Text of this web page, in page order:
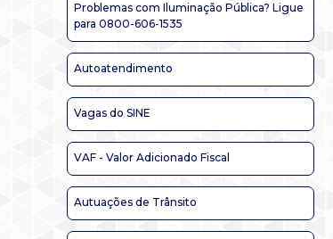
Problemas com Iluminação Pública? Ligue
para 0800-606-1535
Autoatendimento
Vagas do SINE
VAF - Valor Adicionado Fiscal
Autuações de Trânsito